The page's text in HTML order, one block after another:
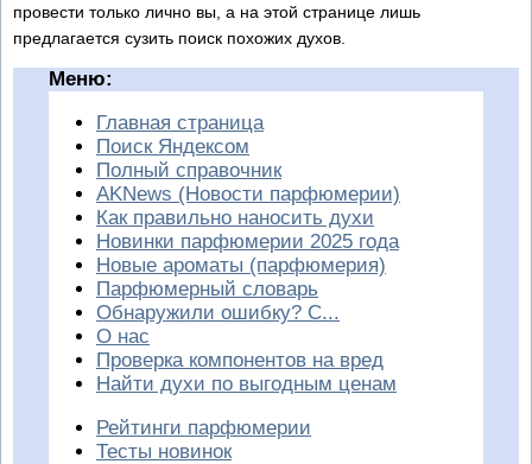
провести только лично вы, а на этой странице лишь
предлагается сузить поиск похожих духов.
Меню:
Главная страница
Поиск Яндексом
Полный справочник
AKNews (Новости парфюмерии)
Как правильно наносить духи
Новинки парфюмерии 2025 года
Новые ароматы (парфюмерия)
Парфюмерный словарь
Обнаружили ошибку? С...
О нас
Проверка компонентов на вред
Найти духи по выгодным ценам
Рейтинги парфюмерии
Тесты новинок